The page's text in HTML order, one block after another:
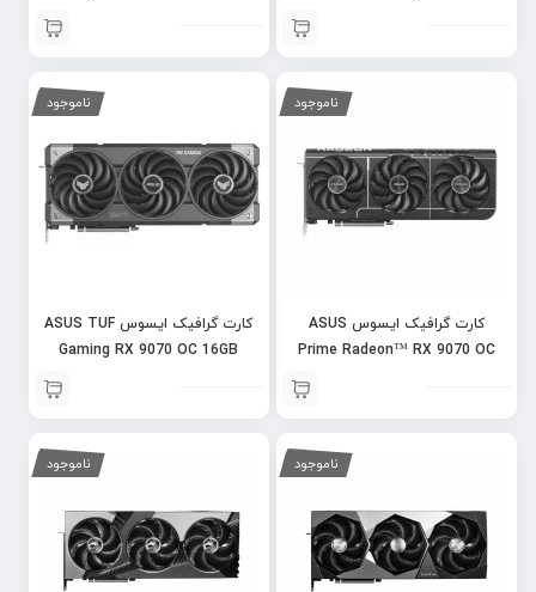
ناموجود
کارت گرافیک ایسوس ASUS
Prime Radeon™ RX 9070 OC
ناموجود
کارت گرافیک ایسوس ASUS TUF
Gaming RX 9070 OC 16GB
ناموجود ناموجود